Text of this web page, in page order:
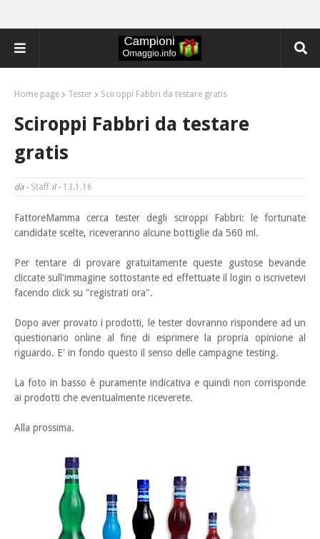
Home page Tester Sciroppi Fabbri da testare gratis
Sciroppi Fabbri da testare
gratis
da - Staff il - 13.1.16
FattoreMamma cerca tester degli sciroppi Fabbri: le fortunate
candidate scelte, riceveranno alcune bottiglie da 560 ml.
Per tentare di provare gratuitamente queste gustose bevande
cliccate sull'immagine sottostante ed effettuate il login o iscrivetevi
facendo click su "registrati ora".
Dopo aver provato i prodotti, le tester dovranno rispondere ad un
questionario online al fine di esprimere la propria opinione al
riguardo. E' in fondo questo il senso delle campagne testing.
La foto in basso è puramente indicativa e quindi non corrisponde
ai prodotti che eventualmente riceverete.
Alla prossima.